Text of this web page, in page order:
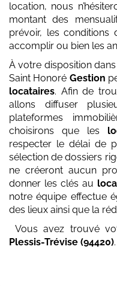
location, nous
montant des
prévoir, les conditions
accomplir ou bien les
À votre disposition dans
Saint Honoré Gestion
locataires. Afin de
allons diffuser
plateformes
choisirons que les
respecter le délai de
sélection de dossiers
ne créeront aucun
donner les clés au
notre équipe effectue
des lieux ainsi que la
Vous avez trouvé
Plessis-Trévise (94420).